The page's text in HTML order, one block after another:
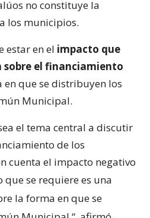
no constituye la
los municipios.
estar en el impacto que
el financiamiento
en que se distribuyen los
Municipal.
el tema central a discutir
de los
cuenta el impacto negativo
que se requiere es una
la forma en que se